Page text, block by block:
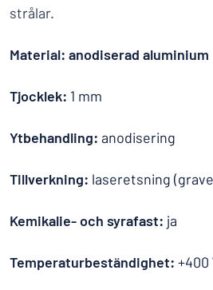
strålar.
Material: anodiserad aluminium
Tjocklek: 1 mm
Ytbehandling: anodisering
Tillverkning: laseretsning
Kemikalie- och syrafast: ja
Temperaturbeständighet: +400